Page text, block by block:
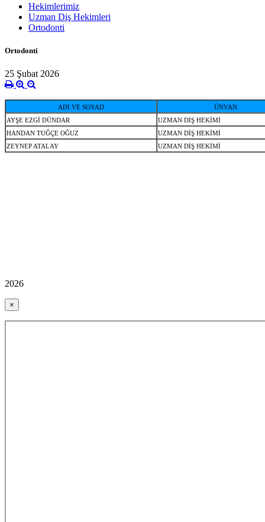
Hekimlerimiz
Uzman Diş Hekimleri
Ortodonti
Ortodonti
25 Şubat 2026
ADI VE SOYAD
ÜNVAN
AYŞE EZGİ DÜNDAR
UZMAN DİŞ HEKİMİ
HANDAN TUĞÇE OĞUZ
UZMAN DİŞ HEKİMİ
ZEYNEP ATALAY
UZMAN DİŞ HEKİMİ
2026
×